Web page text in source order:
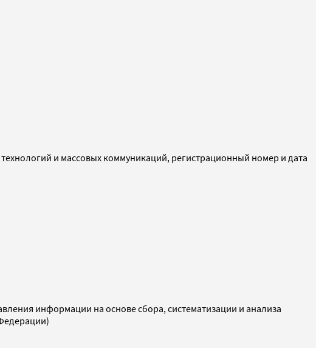
и массовых коммуникаций, регистрационный номер и дата
информации на основе сбора, систематизации и анализа